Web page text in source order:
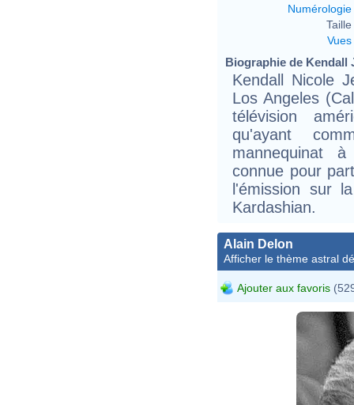
Numérologie
Taille
Vues
Biographie de Kendall
Kendall Nicole
Los Angeles
télévision
qu'ayant
mannequinat
connue pour
l'émission sur
Kardashian.
Alain Delon
Afficher le thème astral
Ajouter aux favoris